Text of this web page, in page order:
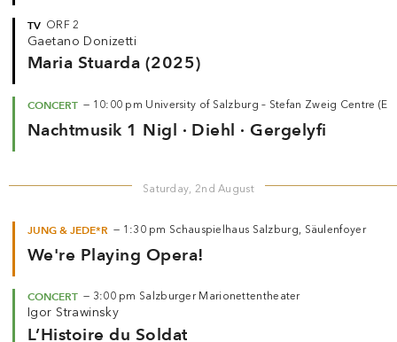
TV ORF 2
Gaetano Donizetti
Maria Stuarda (2025)
CONCERT — 10:00 pm University of Salzburg – Stefan Zweig Centre
Nachtmusik 1 Nigl · Diehl · Gergelyfi
Saturday, 2nd August
JUNG & JEDE*R — 1:30 pm Schauspielhaus Salzburg, Säulenfoyer
We're Playing Opera!
CONCERT — 3:00 pm Salzburger Marionettentheater
Igor Strawinsky
L’Histoire du Soldat